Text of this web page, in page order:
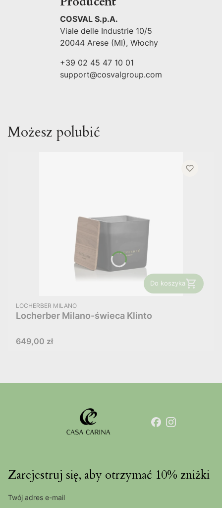
COSVAL S.p.A.
Viale delle Industrie 10/5
20044 Arese (MI), Włochy
+39 02 45 47 10 01
support@cosvalgroup.com
Możesz polubić
Do koszyka
PRODUCENT
LOCHERBER MILANO
Locherber Milano-świeca Klinto
Cena
649,00 zł
Zarejestruj się, aby otrzymać 10% zniżki
Twój adres e-mail